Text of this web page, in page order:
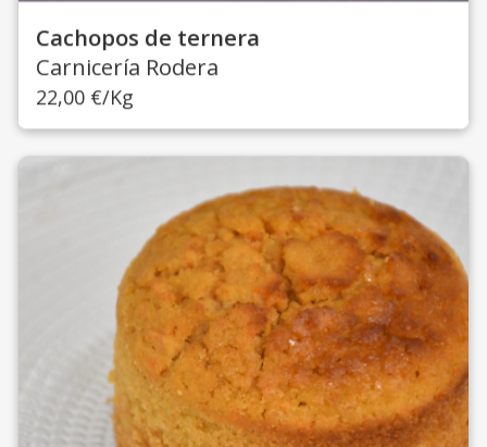
Cachopos de ternera
Carnicería Rodera
22,00 €/Kg